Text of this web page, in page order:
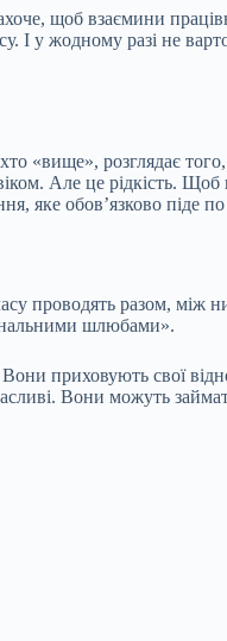
щоб взаємини
І у жодному разі не
«вище», розглядає
Але це рідкість. Щоб
яке обов’язково піде
проводять разом, між
шлюбами».
приховують свої
Вони можуть